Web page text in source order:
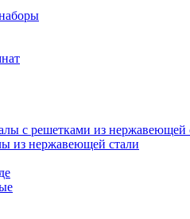
с решетками из нержавеющей
из нержавеющей стали